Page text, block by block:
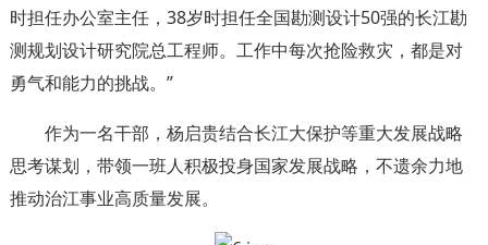
时担任办公室主任，38岁时担任全国勘测设计50强的长江勘
测规划设计研究院总工程师。工作中每次抢险救灾，都是对
勇气和能力的挑战。”
作为一名干部，杨启贵结合长江大保护等重大发展战略
思考谋划，带领一班人积极投身国家发展战略，不遗余力地
推动治江事业高质量发展。